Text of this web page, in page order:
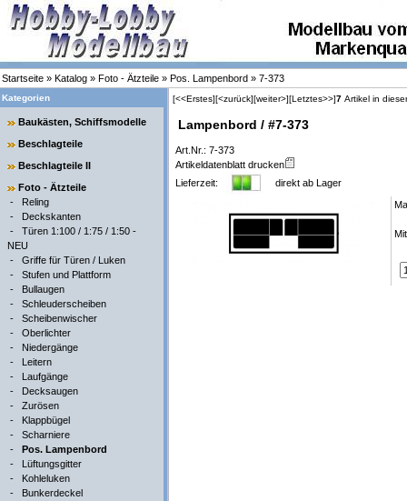
Startseite » Katalog » Foto - Ätzteile » Pos. Lampenbord » 7-373
Kategorien
Baukästen, Schiffsmodelle
Beschlagteile
Beschlagteile II
Foto - Ätzteile
- Reling
- Deckskanten
- Türen 1:100 / 1:75 / 1:50 -
NEU
- Griffe für Türen / Luken
- Stufen und Plattform
- Bullaugen
- Schleuderscheiben
- Scheibenwischer
- Oberlichter
- Niedergänge
- Leitern
- Laufgänge
- Decksaugen
- Zurösen
- Klappbügel
- Scharniere
- Pos. Lampenbord
- Lüftungsgitter
- Kohleluken
- Bunkerdeckel
[<<Erstes][<zurück][weiter>][Letztes>>]7 Artikel in
Lampenbord / #7-373
Art.Nr.: 7-373
Artikeldatenblatt drucken
Lieferzeit:
direkt ab Lager